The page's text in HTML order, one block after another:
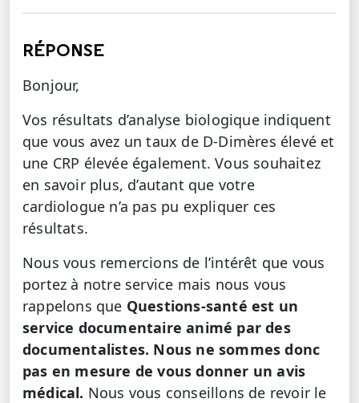
RÉPONSE
Bonjour,
Vos résultats d’analyse biologique indiquent
que vous avez un taux de D-Dimères élevé et
une CRP élevée également. Vous souhaitez
en savoir plus, d’autant que votre
cardiologue n’a pas pu expliquer ces
résultats.
Nous vous remercions de l’intérêt que vous
portez à notre service mais nous vous
rappelons que Questions-santé est un
service documentaire animé par des
documentalistes. Nous ne sommes donc
pas en mesure de vous donner un avis
médical. Nous vous conseillons de revoir le